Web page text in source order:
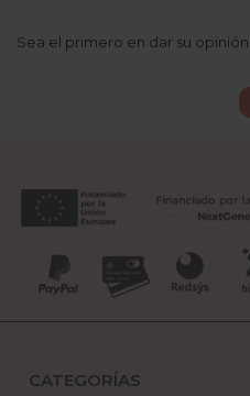
Sea el primero en dar su opinión
CATEGORÍAS